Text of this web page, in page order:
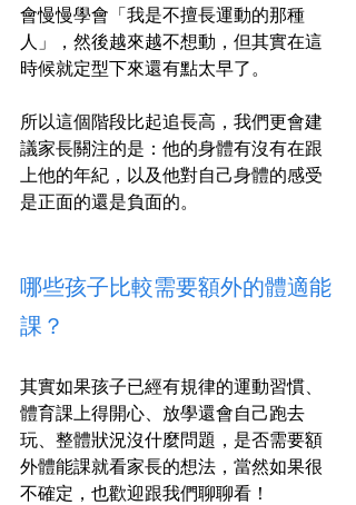
會慢慢學會「我是不擅長運動的那種
人」，然後越來越不想動，但其實在這
時候就定型下來還有點太早了。
所以這個階段比起追長高，我們更會建
議家長關注的是：他的身體有沒有在跟
上他的年紀，以及他對自己身體的感受
是正面的還是負面的。
哪些孩子比較需要額外的體適能
課？
其實如果孩子已經有規律的運動習慣、
體育課上得開心、放學還會自己跑去
玩、整體狀況沒什麼問題，是否需要額
外體能課就看家長的想法，當然如果很
不確定，也歡迎跟我們聊聊看！